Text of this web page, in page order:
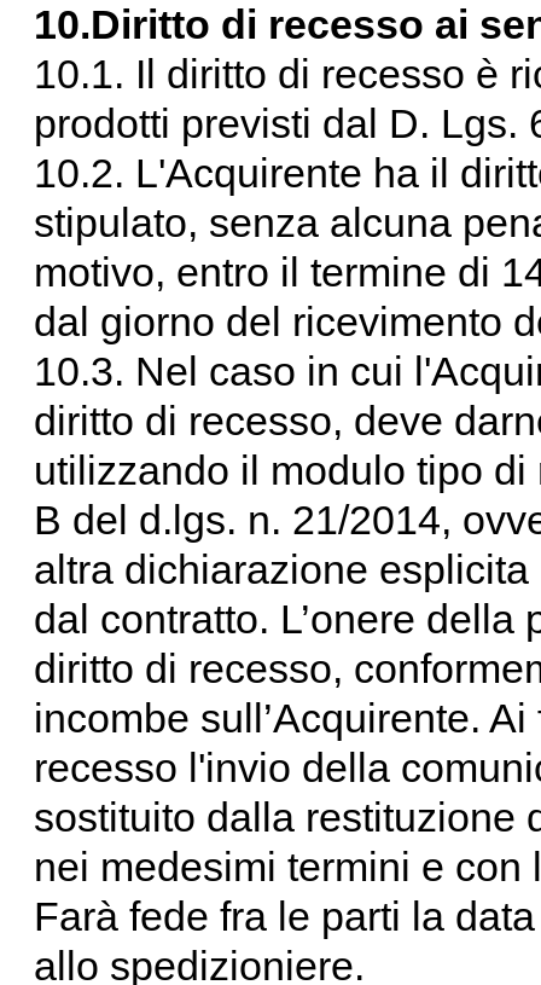
10.Diritto di recesso ai
10.1. Il diritto di recesso è
prodotti previsti dal D. Lgs.
10.2. L'Acquirente ha il
stipulato, senza alcuna
motivo, entro il termine di
dal giorno del ricevimento
10.3. Nel caso in cui
diritto di recesso, deve
utilizzando il modulo tipo di
B del d.lgs. n. 21/2014,
altra dichiarazione
dal contratto. L’onere della
diritto di recesso,
incombe sull’Acquirente.
recesso l'invio della
sostituito dalla restituzione
nei medesimi termini e con
Farà fede fra le parti la
allo spedizioniere.